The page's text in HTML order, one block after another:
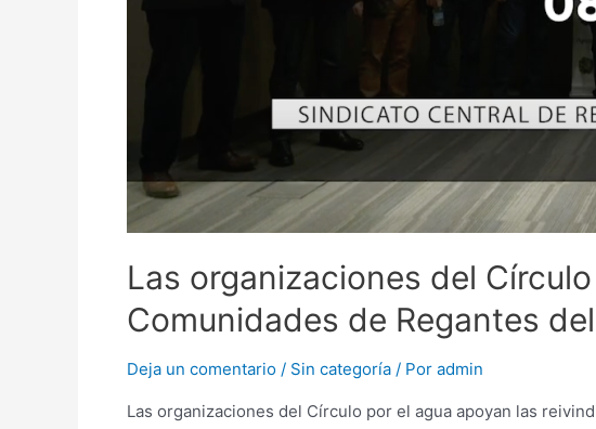
Las organizaciones del
Comunidades de Regantes del
Deja un comentario / Sin categoría / Por admin
Las organizaciones del Círculo por el agua apoyan las